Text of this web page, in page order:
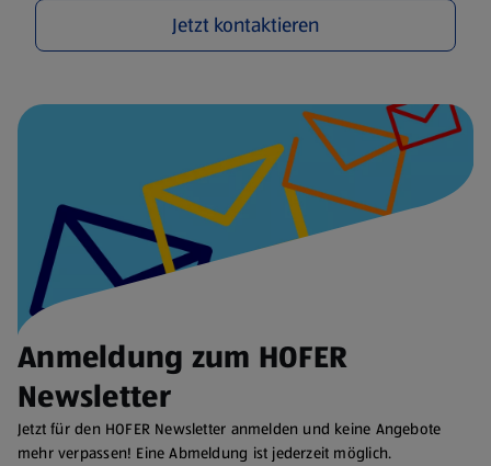
Jetzt kontaktieren
Anmeldung zum HOFER
Newsletter
Jetzt für den HOFER Newsletter anmelden und keine Angebote
mehr verpassen! Eine Abmeldung ist jederzeit möglich.